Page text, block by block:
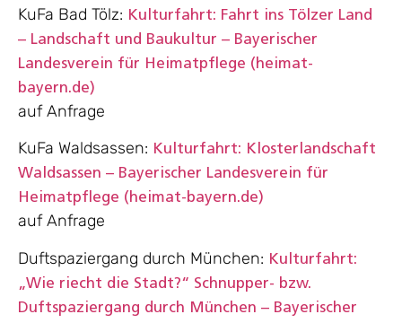
KuFa Bad Tölz: Kulturfahrt: Fahrt ins Tölzer Land
– Landschaft und Baukultur – Bayerischer
Landesverein für Heimatpflege (heimat-
bayern.de)
auf Anfrage
KuFa Waldsassen: Kulturfahrt: Klosterlandschaft
Waldsassen – Bayerischer Landesverein für
Heimatpflege (heimat-bayern.de)
auf Anfrage
Duftspaziergang durch München: Kulturfahrt:
„Wie riecht die Stadt?“ Schnupper- bzw.
Duftspaziergang durch München – Bayerischer